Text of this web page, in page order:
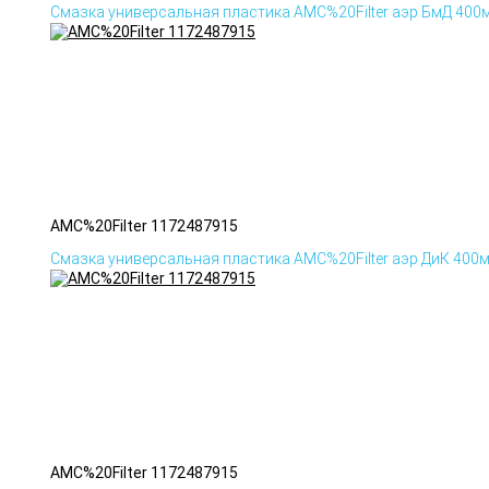
Смазка универсальная пластика AMC%20Filter аэр БмД
AMC%20Filter 1172487915
Смазка универсальная пластика AMC%20Filter аэр ДиК
AMC%20Filter 1172487915